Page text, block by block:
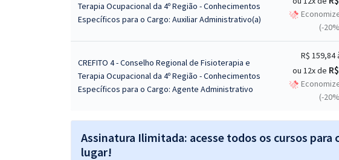
Terapia Ocupacional da 4º Região - Conhecimentos
Específicos para o Cargo: Auxiliar Administrativo(a)
(-
CREFITO 4 - Conselho Regional de Fisioterapia e
Terapia Ocupacional da 4º Região - Conhecimentos
Específicos para o Cargo: Agente Administrativo
R$ 159,84
ou 12x de R$
(-
Assinatura Ilimitada: acesse todos os cursos para
lugar!